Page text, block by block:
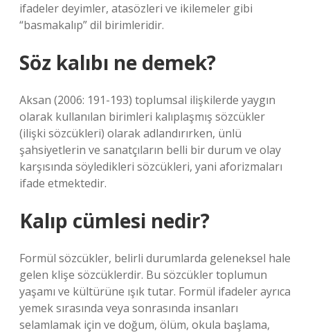
ifadeler deyimler, atasözleri ve ikilemeler gibi
“basmakalıp” dil birimleridir.
Söz kalıbı ne demek?
Aksan (2006: 191-193) toplumsal ilişkilerde yaygın
olarak kullanılan birimleri kalıplaşmış sözcükler
(ilişki sözcükleri) olarak adlandırırken, ünlü
şahsiyetlerin ve sanatçıların belli bir durum ve olay
karşısında söyledikleri sözcükleri, yani aforizmaları
ifade etmektedir.
Kalıp cümlesi nedir?
Formül sözcükler, belirli durumlarda geleneksel hale
gelen klişe sözcüklerdir. Bu sözcükler toplumun
yaşamı ve kültürüne ışık tutar. Formül ifadeler ayrıca
yemek sırasında veya sonrasında insanları
selamlamak için ve doğum, ölüm, okula başlama,